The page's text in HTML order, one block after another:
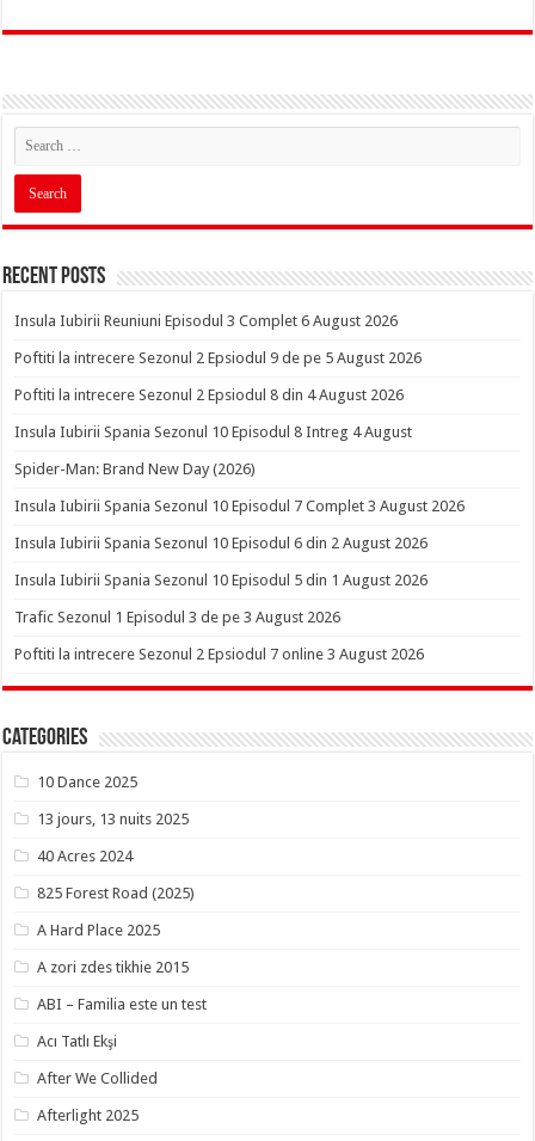
Recent Posts
Insula Iubirii Reuniuni Episodul 3 Complet 6 August 2026
Poftiti la intrecere Sezonul 2 Epsiodul 9 de pe 5 August 2026
Poftiti la intrecere Sezonul 2 Epsiodul 8 din 4 August 2026
Insula Iubirii Spania Sezonul 10 Episodul 8 Intreg 4 August
Spider-Man: Brand New Day (2026)
Insula Iubirii Spania Sezonul 10 Episodul 7 Complet 3 August 2026
Insula Iubirii Spania Sezonul 10 Episodul 6 din 2 August 2026
Insula Iubirii Spania Sezonul 10 Episodul 5 din 1 August 2026
Trafic Sezonul 1 Episodul 3 de pe 3 August 2026
Poftiti la intrecere Sezonul 2 Epsiodul 7 online 3 August 2026
Categories
10 Dance 2025
13 jours, 13 nuits 2025
40 Acres 2024
825 Forest Road (2025)
A Hard Place 2025
A zori zdes tikhie 2015
ABI – Familia este un test
Acı Tatlı Ekşi
After We Collided
Afterlight 2025